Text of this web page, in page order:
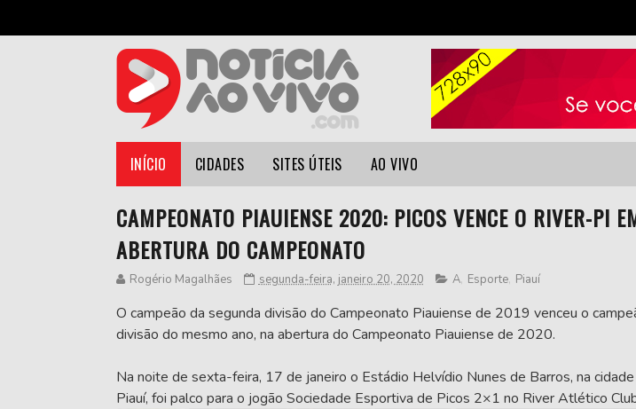
INÍCIO CIDADES SITES ÚTEIS AO VIVO
CAMPEONATO PIAUIENSE 2020: PICOS VENCE O RIVER-PI
ABERTURA DO CAMPEONATO
Rogério Magalhães segunda-feira, janeiro 20, 2020 A, Esporte, Piauí
O campeão da segunda divisão do Campeonato Piauiense de 2019 venceu o
divisão do mesmo ano, na abertura do Campeonato Piauiense de 2020.
Na noite de sexta-feira, 17 de janeiro o Estádio Helvídio Nunes de Barros, na
Piauí, foi palco para o jogão Sociedade Esportiva de Picos 2×1 no River Atlético